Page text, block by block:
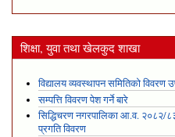
शिक्षा, युवा तथा खेलकुद शाखा
विद्यालय व्यवस्थापन समितिको विवरण
सम्पत्ति विवरण पेश गर्ने बारे
सिद्धिचरण नगरपालिका आ.व. २०८२/८३
प्रगति विवरण